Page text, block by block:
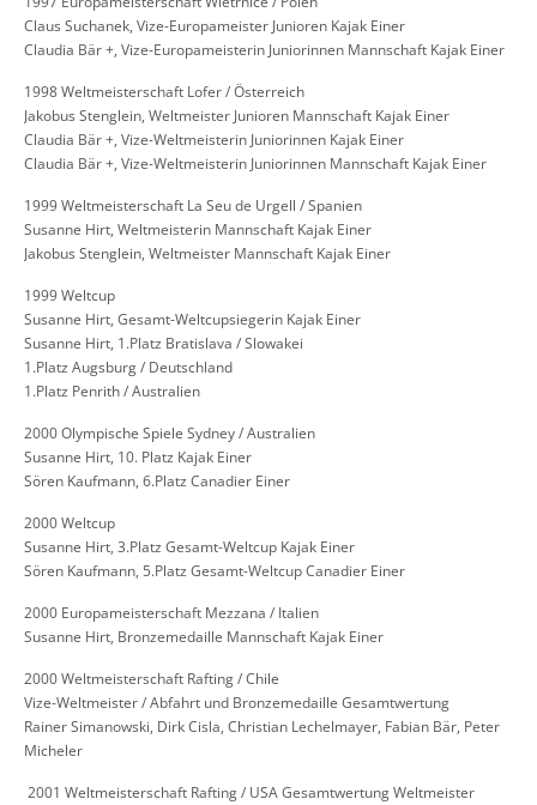
Claus Suchanek, Vize-Europameister Junioren Kajak Einer
Claudia Bär +, Vize-Europameisterin Juniorinnen Mannschaft Kajak Einer
1998 Weltmeisterschaft Lofer / Österreich
Jakobus Stenglein, Weltmeister Junioren Mannschaft Kajak Einer
Claudia Bär +, Vize-Weltmeisterin Juniorinnen Kajak Einer
Claudia Bär +, Vize-Weltmeisterin Juniorinnen Mannschaft Kajak Einer
1999 Weltmeisterschaft La Seu de Urgell / Spanien
Susanne Hirt, Weltmeisterin Mannschaft Kajak Einer
Jakobus Stenglein, Weltmeister Mannschaft Kajak Einer
1999 Weltcup
Susanne Hirt, Gesamt-Weltcupsiegerin Kajak Einer
Susanne Hirt, 1.Platz Bratislava / Slowakei
1.Platz Augsburg / Deutschland
1.Platz Penrith / Australien
2000 Olympische Spiele Sydney / Australien
Susanne Hirt, 10. Platz Kajak Einer
Sören Kaufmann, 6.Platz Canadier Einer
2000 Weltcup
Susanne Hirt, 3.Platz Gesamt-Weltcup Kajak Einer
Sören Kaufmann, 5.Platz Gesamt-Weltcup Canadier Einer
2000 Europameisterschaft Mezzana / Italien
Susanne Hirt, Bronzemedaille Mannschaft Kajak Einer
2000 Weltmeisterschaft Rafting / Chile
Vize-Weltmeister / Abfahrt und Bronzemedaille Gesamtwertung
Rainer Simanowski, Dirk Cisla, Christian Lechelmayer, Fabian Bär, Peter
Micheler
​ 2001 Weltmeisterschaft Rafting / USA Gesamtwertung Weltmeister